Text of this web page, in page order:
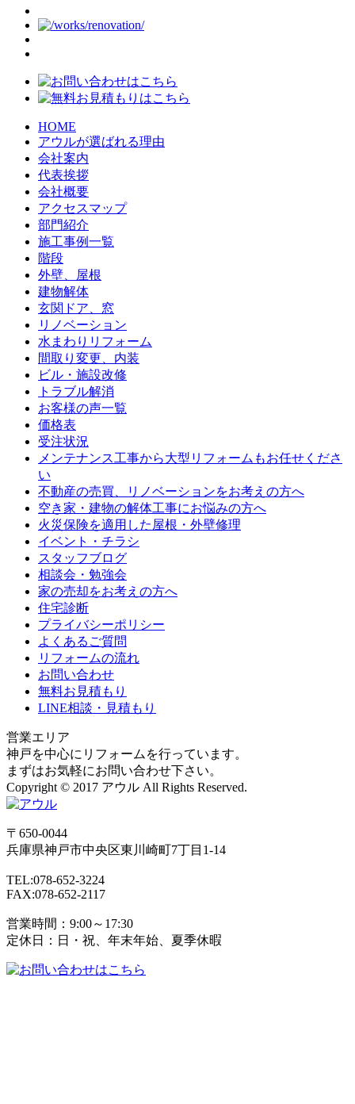
HOME
アウルが選ばれる理由
会社案内
代表挨拶
会社概要
アクセスマップ
部門紹介
施工事例一覧
階段
外壁、屋根
建物解体
玄関ドア、窓
リノベーション
水まわりリフォーム
間取り変更、内装
ビル・施設改修
トラブル解消
お客様の声一覧
価格表
受注状況
メンテナンス工事から大型リフォームもお任せくださ
い
不動産の売買、リノベーションをお考えの方へ
空き家・建物の解体工事にお悩みの方へ
火災保険を適用した屋根・外壁修理
イベント・チラシ
スタッフブログ
相談会・勉強会
家の売却をお考えの方へ
住宅診断
プライバシーポリシー
よくあるご質問
リフォームの流れ
お問い合わせ
無料お見積もり
LINE相談・見積もり
営業エリア
神戸を中心にリフォームを行っています。
まずはお気軽にお問い合わせ下さい。
Copyright © 2017 アウル All Rights Reserved.
〒650-0044
兵庫県神戸市中央区東川崎町7丁目1-14
TEL:078-652-3224
FAX:078-652-2117
営業時間：9:00～17:30
定休日：日・祝、年末年始、夏季休暇